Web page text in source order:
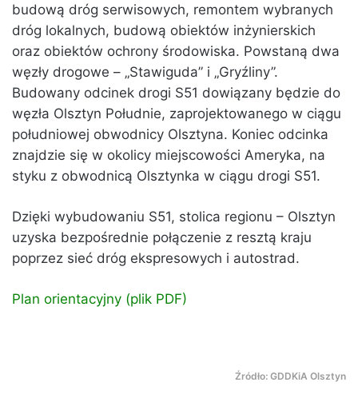
budową dróg serwisowych, remontem wybranych
dróg lokalnych, budową obiektów inżynierskich
oraz obiektów ochrony środowiska. Powstaną dwa
węzły drogowe – „Stawiguda” i „Gryźliny”.
Budowany odcinek drogi S51 dowiązany będzie do
węzła Olsztyn Południe, zaprojektowanego w ciągu
południowej obwodnicy Olsztyna. Koniec odcinka
znajdzie się w okolicy miejscowości Ameryka, na
styku z obwodnicą Olsztynka w ciągu drogi S51.
Dzięki wybudowaniu S51, stolica regionu – Olsztyn
uzyska bezpośrednie połączenie z resztą kraju
poprzez sieć dróg ekspresowych i autostrad.
Plan orientacyjny (plik PDF)
Źródło: GDDKiA Olsztyn